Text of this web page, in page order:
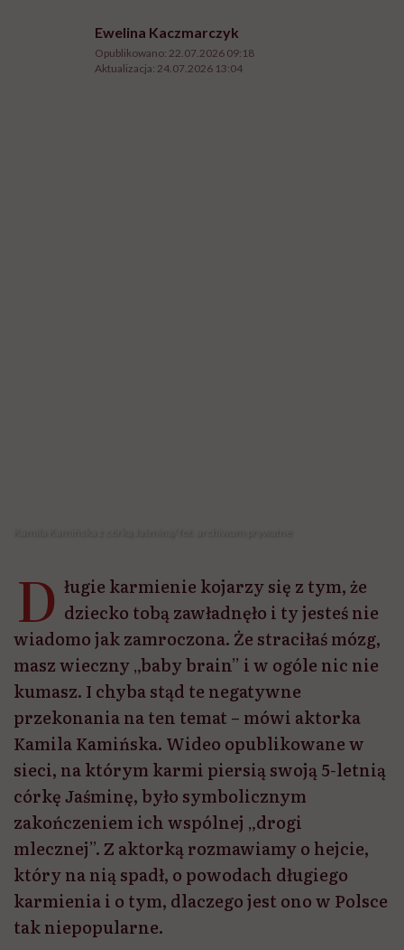
Ewelina Kaczmarczyk
Opublikowano: 22.07.2026 09:18
Aktualizacja: 24.07.2026 13:04
D ługie karmienie kojarzy się z tym, że
dziecko tobą zawładnęło i ty jesteś nie
wiadomo jak zamroczona. Że straciłaś mózg,
masz wieczny „baby brain” i w ogóle nic nie
kumasz. I chyba stąd te negatywne
przekonania na ten temat – mówi aktorka
Kamila Kamińska. Wideo opublikowane w
sieci, na którym karmi piersią swoją 5-letnią
córkę Jaśminę, było symbolicznym
zakończeniem ich wspólnej „drogi
mlecznej”. Z aktorką rozmawiamy o hejcie,
który na nią spadł, o powodach długiego
karmienia i o tym, dlaczego jest ono w Polsce
tak niepopularne.